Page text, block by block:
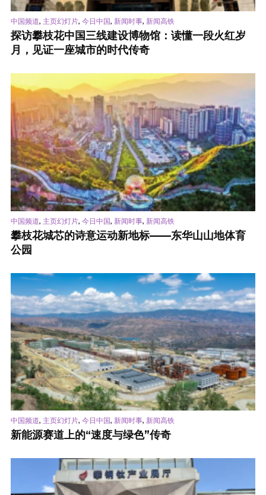
中国频道, 主页幻灯片, 今日中国, 新闻时事, 新闻高铁
探访攀枝花中国三线建设博物馆：读懂一段火红岁
月，见证一座城市的时代传奇
中国频道, 主页幻灯片, 今日中国, 新闻时事, 新闻高铁
攀枝花城芯的诗意运动新地标——东华山山地体育
公园
中国频道, 主页幻灯片, 今日中国, 新闻时事, 新闻高铁
新能源赛道上的“速度与绿色”传奇